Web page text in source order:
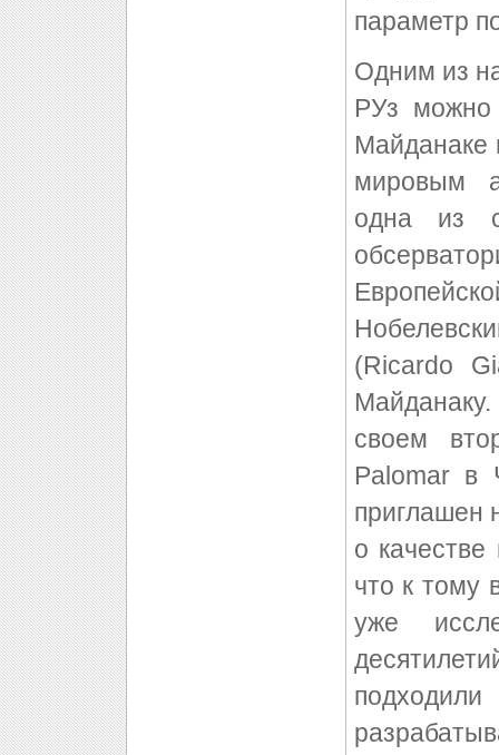
параметр
Одним из
РУз можно
Майданаке
мировым
одна из
(Ricardo
своем
Palomar в
приглашен
о
что к тому
уже